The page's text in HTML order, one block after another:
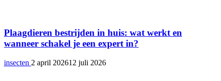
Plaagdieren bestrijden in huis: wat werkt en
wanneer schakel je een expert in?
insecten 2 april 202612 juli 2026